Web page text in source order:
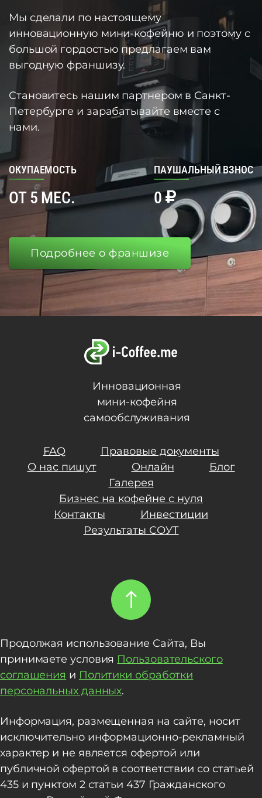
Мы сделали по настоящему
инновационную мини-кофейню и поэтому с
большой гордостью предлагаем вам
выгодную франшизу.
Становитесь нашим партнером в Санкт-
Петербурге и зарабатывайте вместе с
нами.
ОКУПАЕМОСТЬ
ОТ 5 МЕС.
ПАУШАЛЬНЫЙ ВЗНОС
0
Подробнее о франшизе
Инновационная
мини-кофейня
самообслуживания
FAQ
Правовые документы
О нас пишут
Онлайн
Блог
Галерея
Бизнес на кофейне с нуля
Контакты
Инвестиции
Результаты СОУТ
Продолжая использование Сайта, Вы
принимаете условия Пользовательского
соглашения и Политики обработки
персональных данных.
Информация, размещенная на сайте, носит
исключительно информационно-рекламный
характер и не является офертой или
публичной офертой в соответствии со статьей
435 и пунктом 2 статьи 437 Гражданского